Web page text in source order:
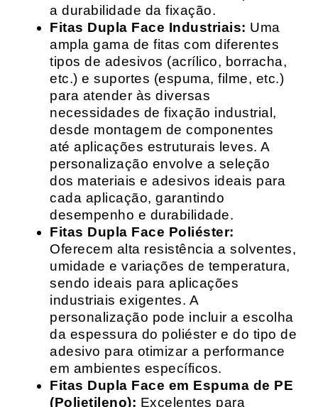
a durabilidade da fixação.
Fitas Dupla Face Industriais: Uma
ampla gama de fitas com diferentes
tipos de adesivos (acrílico, borracha,
etc.) e suportes (espuma, filme, etc.)
para atender às diversas
necessidades de fixação industrial,
desde montagem de componentes
até aplicações estruturais leves. A
personalização envolve a seleção
dos materiais e adesivos ideais para
cada aplicação, garantindo
desempenho e durabilidade.
Fitas Dupla Face Poliéster:
Oferecem alta resistência a solventes,
umidade e variações de temperatura,
sendo ideais para aplicações
industriais exigentes. A
personalização pode incluir a escolha
da espessura do poliéster e do tipo de
adesivo para otimizar a performance
em ambientes específicos.
Fitas Dupla Face em Espuma de PE
(Polietileno): Excelentes para